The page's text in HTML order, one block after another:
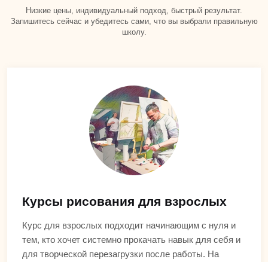
Низкие цены, индивидуальный подход, быстрый результат.
Запишитесь сейчас и убедитесь сами, что вы выбрали правильную
школу.
Курсы рисования для взрослых
Курс для взрослых подходит начинающим с нуля и
тем, кто хочет системно прокачать навык для себя и
для творческой перезагрузки после работы. На